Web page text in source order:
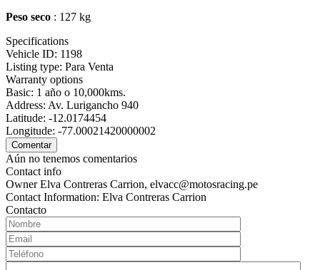
Peso seco : 127 kg
Specifications
Vehicle ID: 1198
Listing type: Para Venta
Warranty options
Basic: 1 año o 10,000kms.
Address: Av. Lurigancho 940
Latitude: -12.0174454
Longitude: -77.00021420000002
Aún no tenemos comentarios
Contact info
Owner Elva Contreras Carrion, elvacc@motosracing.pe
Contact Information: Elva Contreras Carrion
Contacto